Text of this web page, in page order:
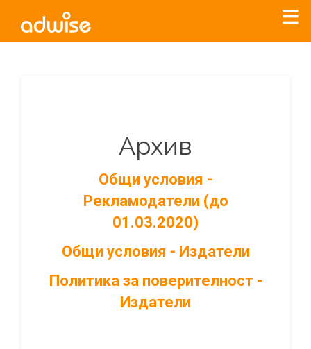
Архив
Общи условия -
Рекламодатели (до
01.03.2020)
Общи условия - Издатели
Политика за поверителност -
Издатели